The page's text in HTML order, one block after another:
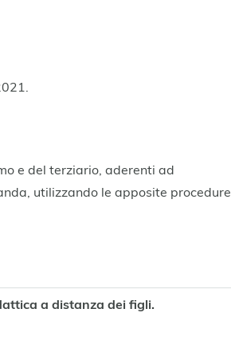
e del terziario, aderenti ad
utilizzando le apposite procedure
a distanza dei figli.